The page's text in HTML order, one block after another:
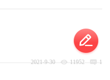
2021-9-30 11952 1